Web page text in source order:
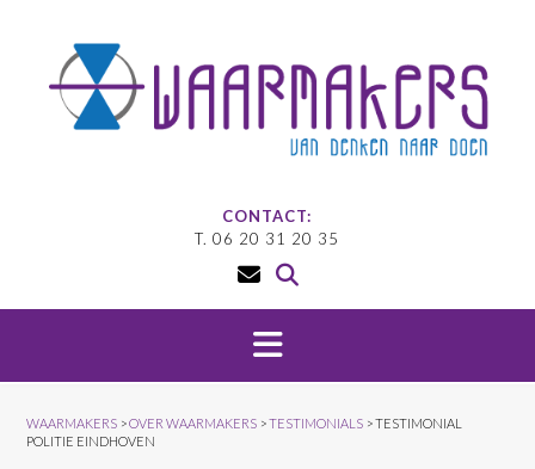
CONTACT:
T. 06 20 31 20 35
WAARMAKERS >OVER WAARMAKERS >TESTIMONIALS >TESTIMONIAL
POLITIE EINDHOVEN